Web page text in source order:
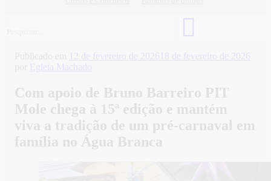
Publicado em 12 de fevereiro de 2026 18 de fevereiro de 2026
por
Egleia Machado
Com apoio de Bruno Barreiro PIT
Mole chega à 15ª edição e mantém
viva a tradição de um pré-carnaval em
família no Água Branca